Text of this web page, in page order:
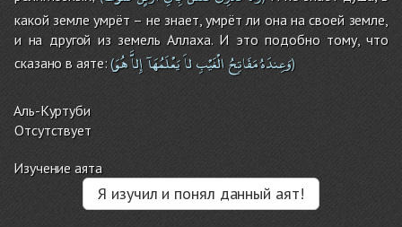
какой земле умрёт – не знает, умрёт ли она на своей земле,
и на другой из земель Аллаха. И это подобно тому, что
сказано в аяте:( وَعِندَهُمَفَاتِحُالْغَيْبِلاَيَعْلَمُهَآإِلاَّهُوَ )
Аль-Куртуби
Отсутствует
Изучение аята
Я изучил и понял данный аят!